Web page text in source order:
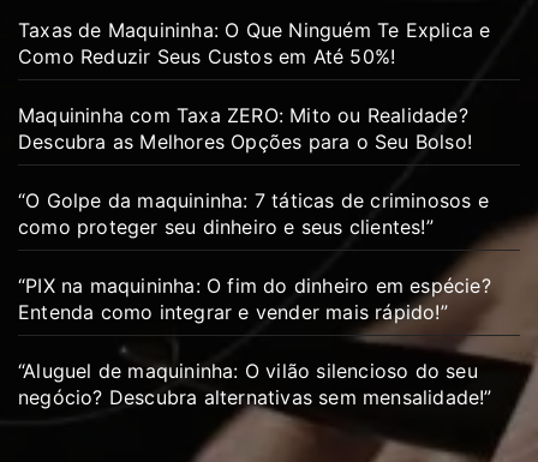
Taxas de Maquininha: O Que Ninguém Te Explica e
Como Reduzir Seus Custos em Até 50%!
Maquininha com Taxa ZERO: Mito ou Realidade?
Descubra as Melhores Opções para o Seu Bolso!
“O Golpe da maquininha: 7 táticas de criminosos e
como proteger seu dinheiro e seus clientes!”
“PIX na maquininha: O fim do dinheiro em espécie?
Entenda como integrar e vender mais rápido!”
“Aluguel de maquininha: O vilão silencioso do seu
negócio? Descubra alternativas sem mensalidade!”